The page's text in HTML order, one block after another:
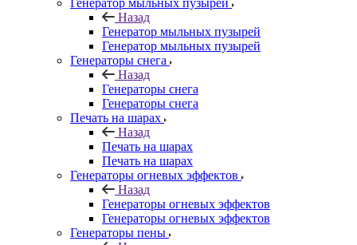
Генератор мыльных пузырей
Назад
Генератор мыльных пузырей
Генератор мыльных пузырей
Генераторы снега
Назад
Генераторы снега
Генераторы снега
Печать на шарах
Назад
Печать на шарах
Печать на шарах
Генераторы огневых эффектов
Назад
Генераторы огневых эффектов
Генераторы огневых эффектов
Генераторы пены